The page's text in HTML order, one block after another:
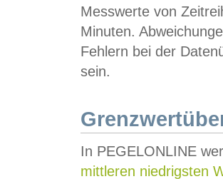
Messwerte von
Minuten.
Fehlern bei der
sein.
In PEGELONLINE
mittleren niedrigsten